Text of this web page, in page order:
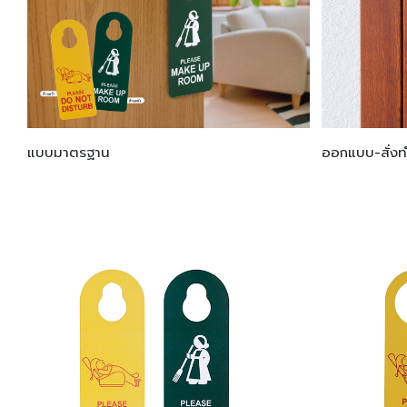
แบบมาตรฐาน ออกแบบ-สั่ง